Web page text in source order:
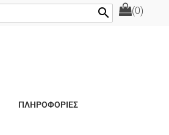
(0)
search
ΠΛΗΡΟΦΟΡΙΕΣ